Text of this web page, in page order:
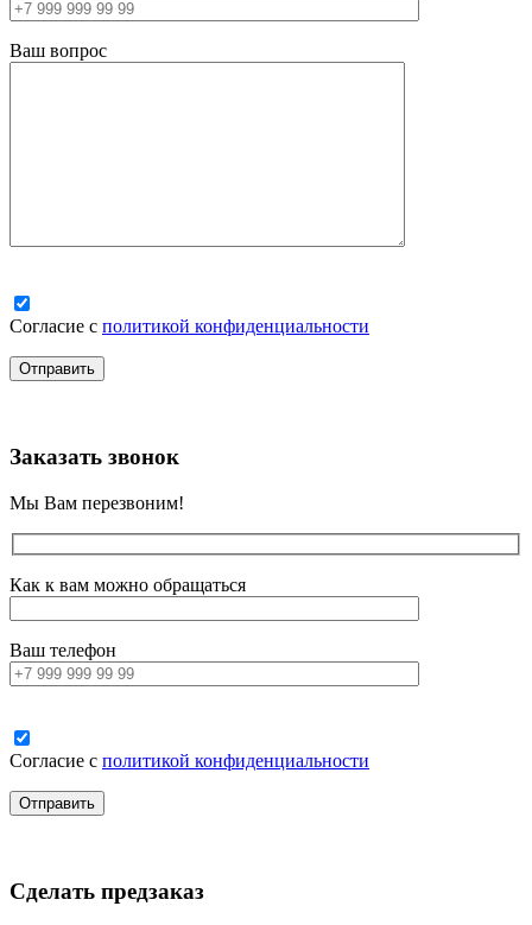
Ваш вопрос
Согласие с политикой конфиденциальности
Заказать звонок
Мы Вам перезвоним!
Как к вам можно обращаться
Ваш телефон
Согласие с политикой конфиденциальности
Сделать предзаказ